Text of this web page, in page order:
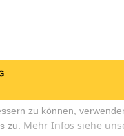
zu können,
zu. Mehr Infos siehe